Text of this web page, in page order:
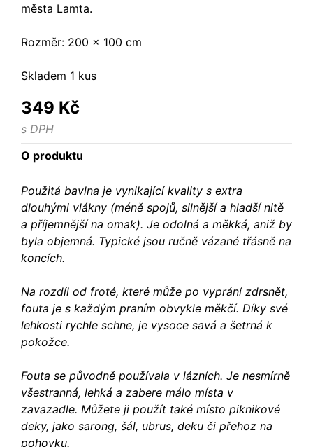
města Lamta.
Rozměr: 200 x 100 cm
Skladem 1 kus
349 Kč
s DPH
O produktu
Použitá bavlna je vynikající kvality s extra
dlouhými vlákny (méně spojů, silnější a hladší nitě
a příjemnější na omak). Je odolná a měkká, aniž by
byla objemná. Typické jsou ručně vázané třásně na
koncích.
Na rozdíl od froté, které může po vyprání zdrsnět,
fouta je s každým praním obvykle měkčí. Díky své
lehkosti rychle schne, je vysoce savá a šetrná k
pokožce.
Fouta se původně používala v lázních. Je nesmírně
všestranná, lehká a zabere málo místa v
zavazadle. Můžete ji použít také místo piknikové
deky, jako sarong, šál, ubrus, deku či přehoz na
pohovku.